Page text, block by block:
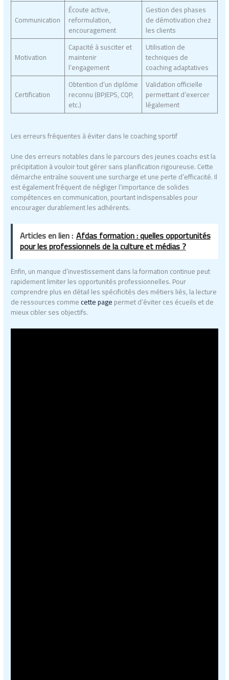
Communication
Écoute active,
reformulation,
encouragement
Gestion des phases
de démotivation chez
les clients
Motivation
Capacité à susciter et
maintenir
l’engagement
Utilisation de
techniques de
coaching adaptatives
Certification
Obtention d’un diplôme
reconnu (BPJEPS, CQP,
etc.)
Validation officielle
permettant d’exercer
légalement
Les erreurs fréquentes à éviter dans le coaching sportif
Une des erreurs notables dans le parcours des jeunes coachs est la
précipitation à vouloir tout gérer sans planification rigoureuse. Cette
démarche entraîne souvent une surcharge et une perte d’efficacité. Il
est également fréquent de négliger l’importance de solides
compétences en communication, pourtant indispensables pour
encourager durablement les adhérents.
Articles en lien : Afdas formation : quelles opportunités
pour les professionnels de la culture et médias ?
Enfin, un manque d’investissement dans la formation continue peut
rapidement limiter les opportunités professionnelles. Pour
comprendre plus en détail les spécificités des métiers liés, la lecture
de ressources commecette pagepermet d’éviter ces écueils et de
mieux cibler ses objectifs.